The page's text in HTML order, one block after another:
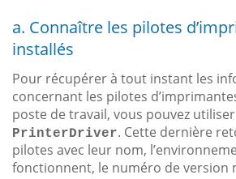
a. Connaître les pilotes
installés
Pour récupérer à tout instant les
concernant les pilotes
poste de travail, vous pouvez
PrinterDriver. Cette dernière
pilotes avec leur nom,
fonctionnent, le numéro de version